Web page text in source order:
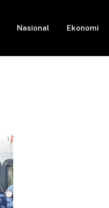
Nasional Ekonomi